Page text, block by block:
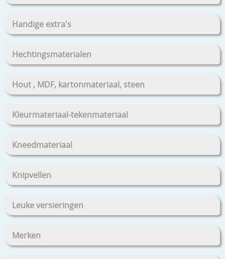
Handige extra's
Hechtingsmaterialen
Hout , MDF, kartonmateriaal, steen
Kleurmateriaal-tekenmateriaal
Kneedmateriaal
Knipvellen
Leuke versieringen
Merken